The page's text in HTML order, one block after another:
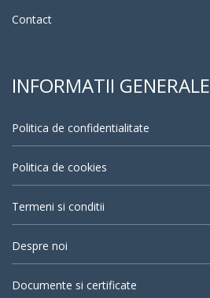
Contact
INFORMATII GENERALE
Politica de confidentialitate
Politica de cookies
Termeni si conditii
Despre noi
Documente si certificate